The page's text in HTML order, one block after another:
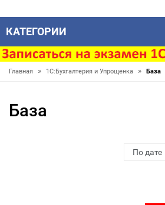
КАТЕГОРИИ
Главная » 1С:Бухгалтерия и Упрощенка » База
База